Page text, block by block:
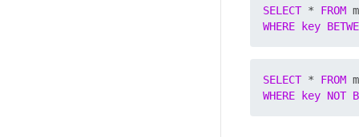
SELECT * FROM
WHERE
key
SELECT * FROM
WHERE
key NOT